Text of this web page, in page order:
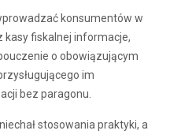
konsumentów w
kasy fiskalnej informacje,
o obowiązującym
im
bez paragonu.
stosowania praktyki, a